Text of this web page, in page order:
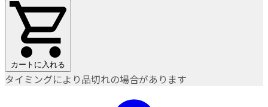
カートに入れる
タイミングにより品切れの場合があります